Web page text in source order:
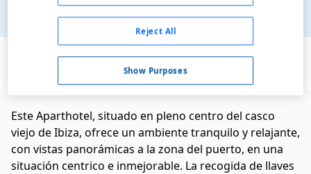
Ver en el mapa
Este Aparthotel, situado en pleno centro del casco
viejo de Ibiza, ofrece un ambiente tranquilo y relajante,
con vistas panorámicas a la zona del puerto, en una
situación centrico e inmejorable. La recogida de llaves
Show Purposes
Reject All